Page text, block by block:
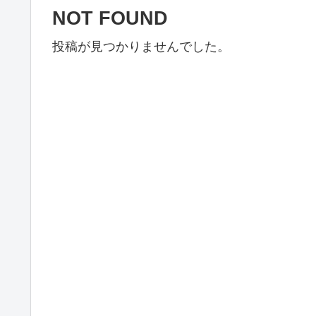
NOT FOUND
投稿が見つかりませんでした。